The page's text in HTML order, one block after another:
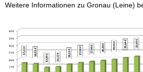
Weitere Informationen zu Gronau (Leine)